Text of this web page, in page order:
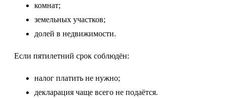
комнат;
земельных участков;
долей в недвижимости.
Если пятилетний срок соблюдён:
налог платить не нужно;
декларация чаще всего не подаётся.